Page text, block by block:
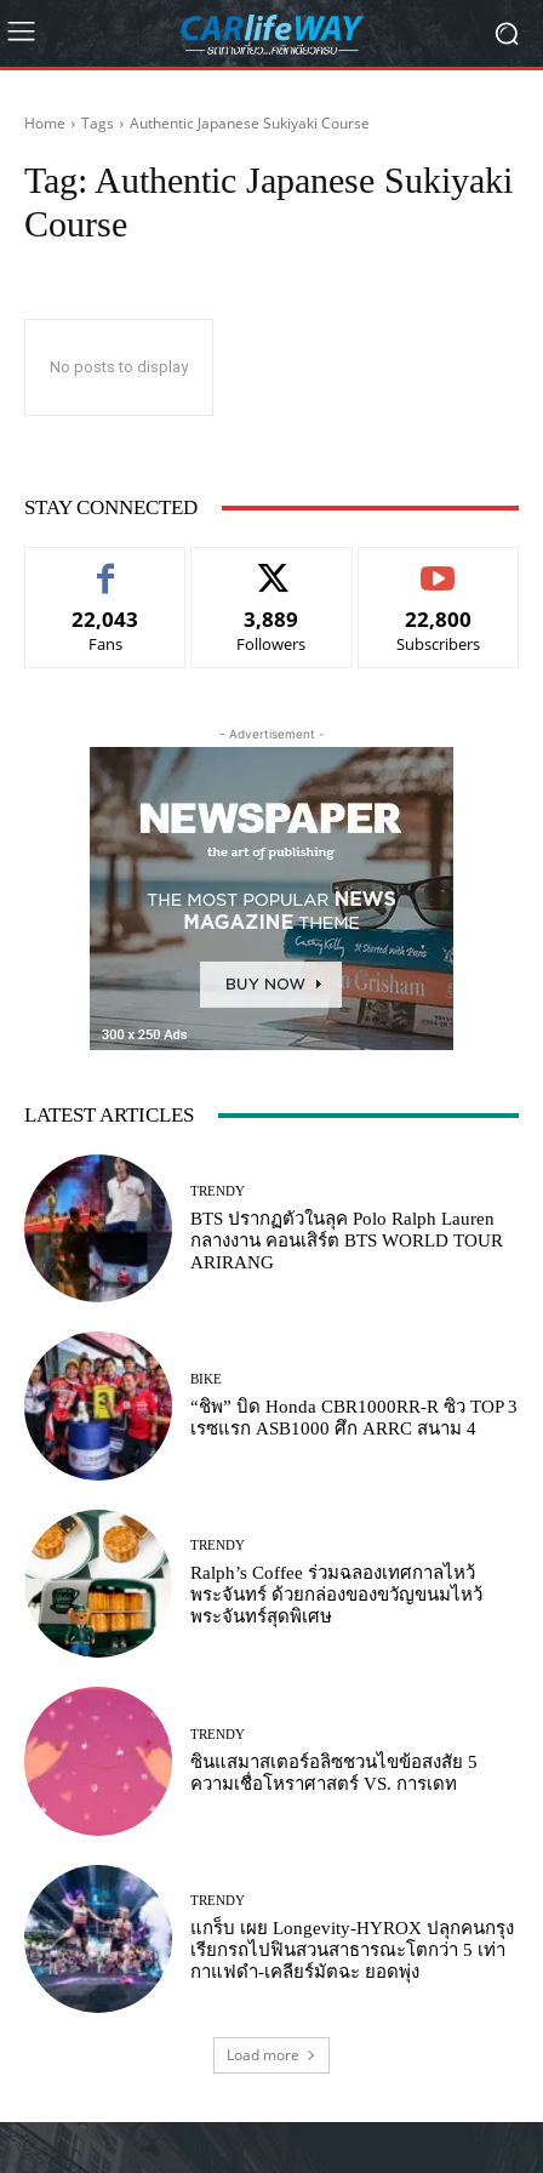
Home Tags Authentic Japanese Sukiyaki Course
Tag: Authentic Japanese Sukiyaki
Course
No posts to display
STAY CONNECTED
22,043
Fans
3,889
Followers
22,800
Subscribers
- Advertisement -
LATEST ARTICLES
TRENDY
BTS ปรากฏตัวในลุค Polo Ralph Lauren
กลางงาน คอนเสิร์ต BTS WORLD TOUR
ARIRANG
BIKE
“ชิพ” บิด Honda CBR1000RR-R ซิว TOP 3
เรซแรก ASB1000 ศึก ARRC สนาม 4
TRENDY
Ralph’s Coffee ร่วมฉลองเทศกาลไหว้
พระจันทร์ ด้วยกล่องของขวัญขนมไหว้
พระจันทร์สุดพิเศษ
TRENDY
ซินแสมาสเตอร์อลิซชวนไขข้อสงสัย 5
ความเชื่อโหราศาสตร์ VS. การเดท
TRENDY
แกร็บ เผย Longevity-HYROX ปลุกคนกรุง
เรียกรถไปฟินสวนสาธารณะโตกว่า 5 เท่า
กาแฟดำ-เคลียร์มัตฉะ ยอดพุ่ง
Load more